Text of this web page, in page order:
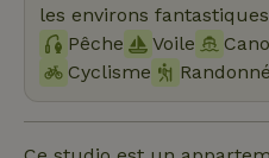
les environs
Pêche
Voile
Cyclisme